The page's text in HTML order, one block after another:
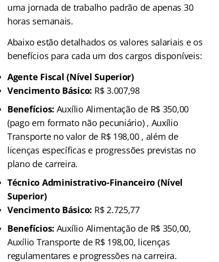
uma jornada de trabalho padrão de apenas 30
horas semanais.
Abaixo estão detalhados os valores salariais e os
benefícios para cada um dos cargos disponíveis:
Agente Fiscal (Nível Superior)
Vencimento Básico: R$ 3.007,98
Benefícios: Auxílio Alimentação de R$ 350,00
(pago em formato não pecuniário) , Auxílio
Transporte no valor de R$ 198,00 , além de
licenças específicas e progressões previstas no
plano de carreira.
Técnico Administrativo-Financeiro (Nível
Superior)
Vencimento Básico: R$ 2.725,77
Benefícios: Auxílio Alimentação de R$ 350,00,
Auxílio Transporte de R$ 198,00, licenças
regulamentares e progressões na carreira.